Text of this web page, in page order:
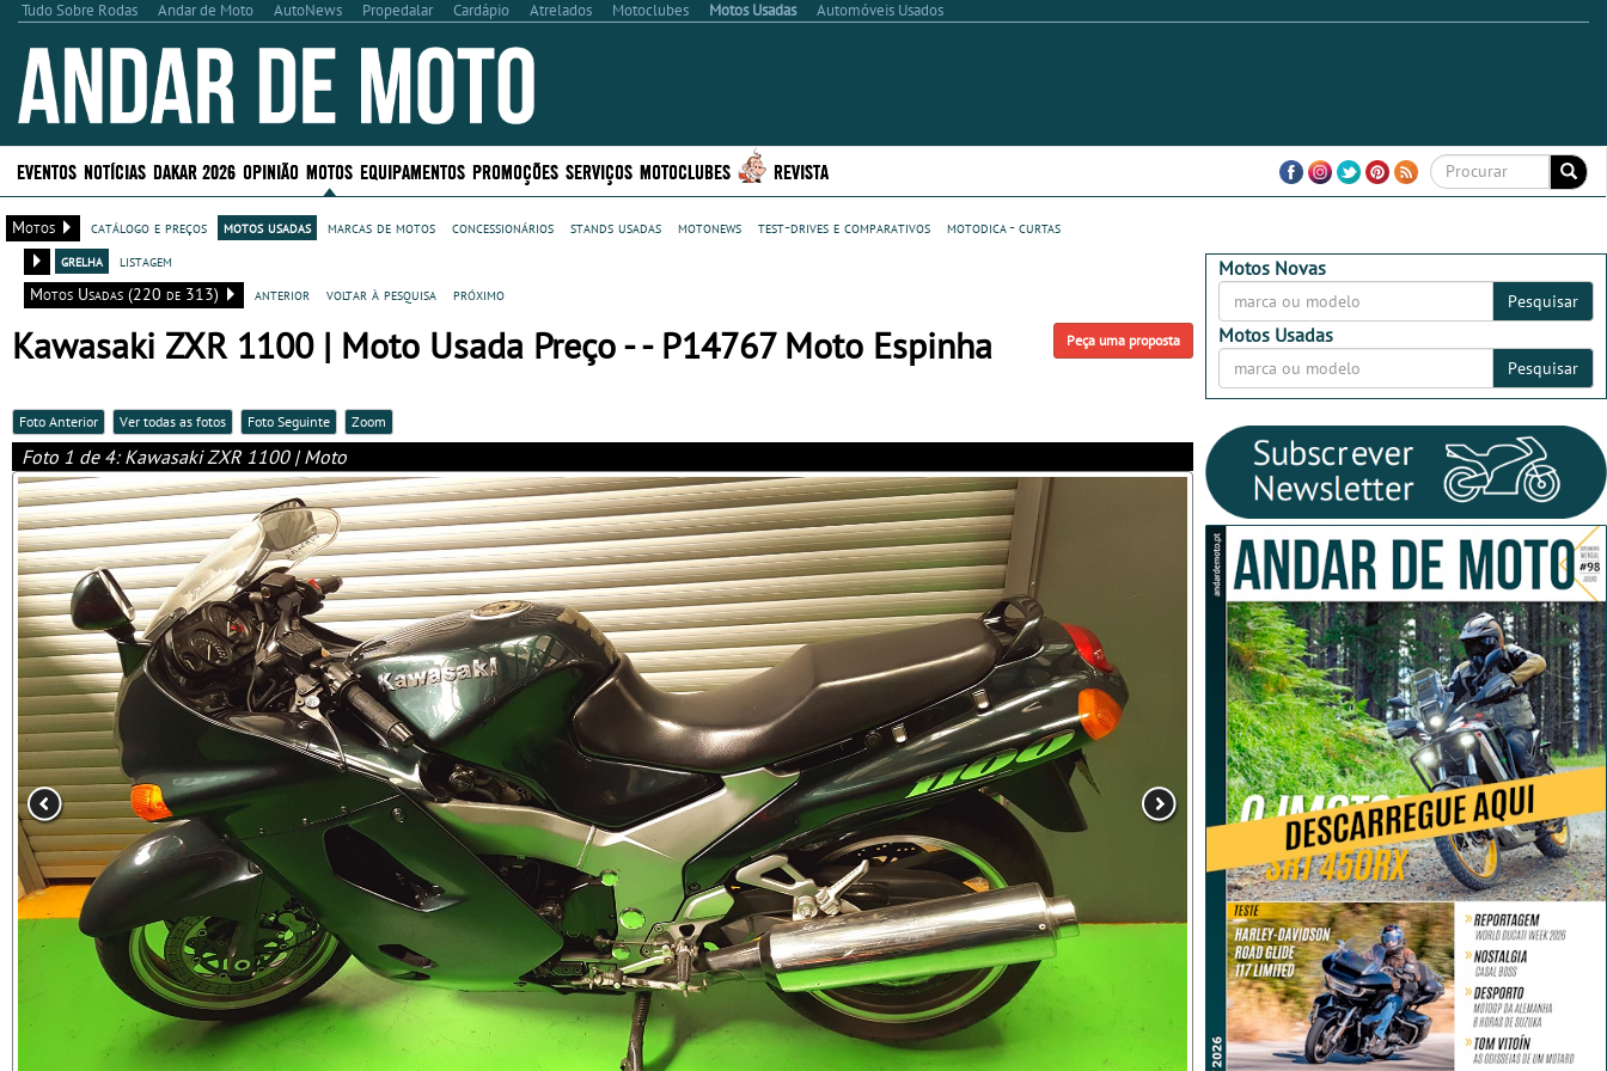
Tudo Sobre Rodas Andar de Moto AutoNews Propedalar Cardápio Atrelados Motoclubes Motos Usadas Automóveis Usados
EVENTOS NOTÍCIAS DAKAR 2026 OPINIÃO MOTOS EQUIPAMENTOS PROMOÇÕES SERVIÇOS MOTOCLUBES REVISTA
Motos catálogo e preços motos usadas marcas de motos concessionários stands usadas motonews test-drives e comparativos
motodica - curtas
grelha
listagem
Motos Usadas (220 de 313)
anterior voltar à pesquisa próximo
Peça uma proposta
Kawasaki ZXR 1100 | Moto Usada Preço - - P14767 Moto Espinha
Foto Anterior Ver todas as fotos Foto Seguinte Zoom
Foto 1 de 4: Kawasaki ZXR 1100 | Moto
Motos Novas
Pesquisar
Motos Usadas
Pesquisar